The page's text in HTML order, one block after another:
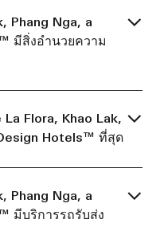
Phang Nga, a
มีสิ่งอำนวยความ
Flora, Khao Lak,
Hotels™ ที่สุด
Phang Nga, a
มีบริการรถรับส่ง